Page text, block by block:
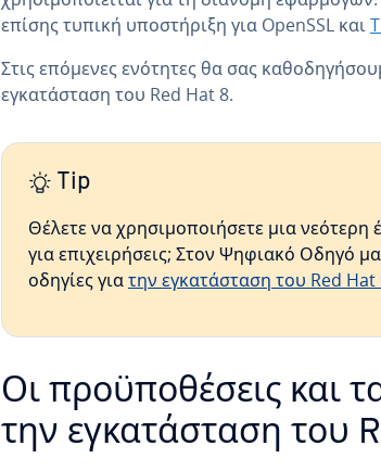
επίσης τυπική υποστήριξη για OpenSSL και
Στις επόμενες ενότητες θα σας
εγκατάσταση του Red Hat 8.
Tip
Θέλετε να χρησιμοποιήσετε μια νεότερη
για επιχειρήσεις; Στον Ψηφιακό Οδηγό
οδηγίες γιατην εγκατάσταση του Red Hat
Οι προϋποθέσεις και
την εγκατάσταση του